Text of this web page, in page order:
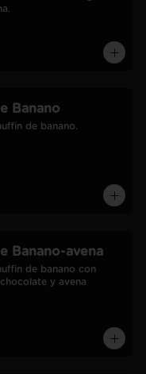
Banano
de banano.
Banano-avena
de banano con
y avena